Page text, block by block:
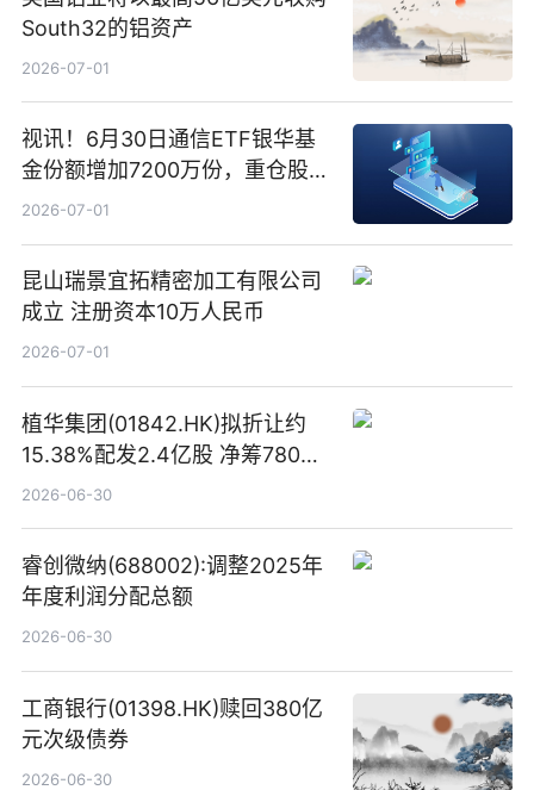
South32的铝资产
2026-07-01
视讯！6月30日通信ETF银华基
金份额增加7200万份，重仓股新
易盛、中际旭创、立讯精密
2026-07-01
昆山瑞景宜拓精密加工有限公司
成立 注册资本10万人民币
2026-07-01
植华集团(01842.HK)拟折让约
15.38%配发2.4亿股 净筹780万
港元
2026-06-30
睿创微纳(688002):调整2025年
年度利润分配总额
2026-06-30
工商银行(01398.HK)赎回380亿
元次级债券
2026-06-30